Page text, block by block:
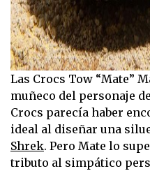
Las Crocs Tow “Mate”
muñeco del personaje
Crocs parecía haber
ideal al diseñar una
Shrek. Pero Mate lo
tributo al simpático